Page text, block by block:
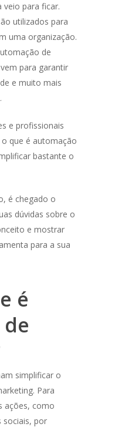
para ficar.
utilizados para
uma organização.
de
para garantir
e muito mais
e profissionais
que é automação
bastante o
é chegado o
dúvidas sobre o
e mostrar
para a sua
é
simplificar o
Para
ações, como
sociais, por